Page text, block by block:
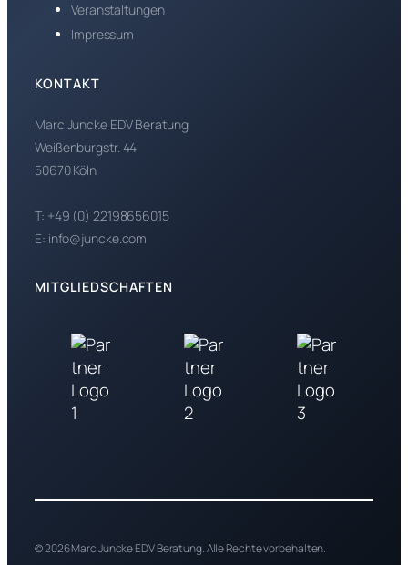
Veranstaltungen
Impressum
KONTAKT
Marc Juncke EDV Beratung
Weißenburgstr. 44
50670 Köln
T: +49 (0) 22198656015
E: info@juncke.com
MITGLIEDSCHAFTEN
© 2026 Marc Juncke EDV Beratung. Alle Rechte vorbehalten.